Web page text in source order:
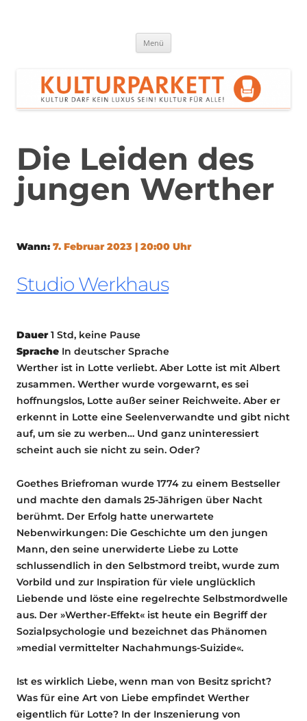
Menü
Die Leiden des
jungen Werther
Wann: 7. Februar 2023 | 20:00 Uhr
Studio Werkhaus
Dauer 1 Std, keine Pause
Sprache In deutscher Sprache
Werther ist in Lotte verliebt. Aber Lotte ist mit Albert
zusammen. Werther wurde vorgewarnt, es sei
hoffnungslos, Lotte außer seiner Reichweite. Aber er
erkennt in Lotte eine Seelenverwandte und gibt nicht
auf, um sie zu werben… Und ganz uninteressiert
scheint auch sie nicht zu sein. Oder?
Goethes Briefroman wurde 1774 zu einem Bestseller
und machte den damals 25-Jährigen über Nacht
berühmt. Der Erfolg hatte unerwartete
Nebenwirkungen: Die Geschichte um den jungen
Mann, den seine unerwiderte Liebe zu Lotte
schlussendlich in den Selbstmord treibt, wurde zum
Vorbild und zur Inspiration für viele unglücklich
Liebende und löste eine regelrechte Selbstmordwelle
aus. Der »Werther-Effekt« ist heute ein Begriff der
Sozialpsychologie und bezeichnet das Phänomen
»medial vermittelter Nachahmungs-Suizide«.
Ist es wirklich Liebe, wenn man von Besitz spricht?
Was für eine Art von Liebe empfindet Werther
eigentlich für Lotte? In der Inszenierung von